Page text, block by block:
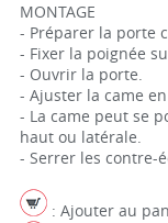
MONTAGE
- Préparer la porte
- Fixer la poignée
- Ouvrir la porte.
- Ajuster la came
- La came peut se
haut ou latérale.
- Serrer les contre-
: Ajouter au